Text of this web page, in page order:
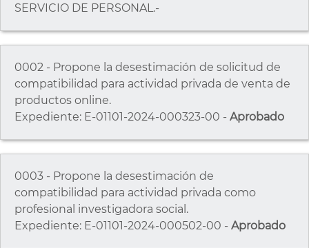
SERVICIO DE PERSONAL.-
0002 - Propone la desestimación de solicitud de
compatibilidad para actividad privada de venta de
productos online.
Expediente: E-01101-2024-000323-00 - Aprobado
0003 - Propone la desestimación de
compatibilidad para actividad privada como
profesional investigadora social.
Expediente: E-01101-2024-000502-00 - Aprobado